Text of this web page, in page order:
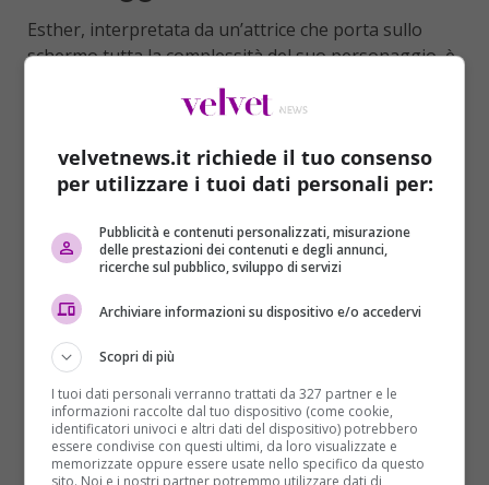
Esther, interpretata da un’attrice che porta sullo
schermo tutta la complessità del suo personaggio, è
una quarantenne inquieta, con una vita segnata da
relazioni familiari difficili e da una mancanza di radici
interiore che la porterà a confrontarsi con le proprie
origini e con la storia collettiva del popolo ebraico. In
sceneggiatrice Nicoletta Micheli intrecciano
abilmente il presente di Esther con il passato di
Yehudit, creando un racconto che si dipana
attraversoflashbacke rivelazioni.
I personaggi e il contesto
storico
La figura di Yehudit, interpretata dall’attrice romena
velvetnews.it richiede il tuo consenso
per utilizzare i tuoi dati personali per:
Pubblicità e contenuti personalizzati, misurazione
delle prestazioni dei contenuti e degli annunci,
ricerche sul pubblico, sviluppo di servizi
Archiviare informazioni su dispositivo e/o accedervi
Scopri di più
I tuoi dati personali verranno trattati da 327 partner e le
informazioni raccolte dal tuo dispositivo (come cookie,
identificatori univoci e altri dati del dispositivo) potrebbero
essere condivise con questi ultimi, da loro visualizzate e
memorizzate oppure essere usate nello specifico da questo
sito. Noi e i nostri partner potremmo utilizzare dati di